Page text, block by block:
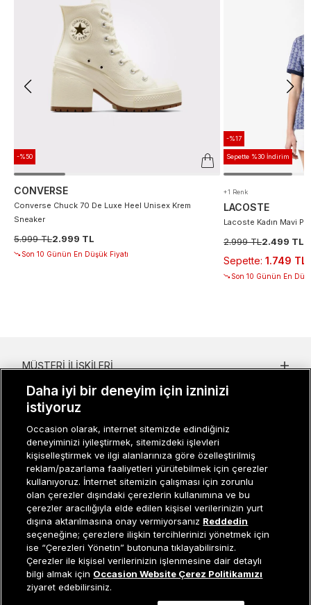
Sepete Ekle
-%50
CONVERSE
Converse Chuck 70 De Luxe Heel Unisex Krem
Sneaker
5.999 TL2.999 TL
Son 10 Günün En Düşük Fiyatı
-%17
Sepette %30 İndirim
+1 Renk
LACOSTE
Lacoste Kadın Mavi
2.999 TL2.499 TL
Sepette: 1.749 TL
Son 10 Günün En
Müşteri İlişkileri0 850 800 01 20
MÜŞTERI İLIŞKILERI
KURUMSAL
GRUP MARKALAR
ERKEK KATEGORILER
Occasion bir EREN PERAKENDE markasıdır. © Eren Holding
Daha iyi bir deneyim için izninizi
istiyoruz
Occasion olarak, internet sitemizde edindiğiniz
deneyiminizi iyileştirmek, sitemizdeki işlevleri
kişiselleştirmek ve ilgi alanlarınıza göre özelleştirilmiş
reklam/pazarlama faaliyetleri yürütebilmek için çerezler
kullanıyoruz. İnternet sitemizin çalışması için zorunlu
olan çerezler dışındaki çerezlerin kullanımına ve bu
çerezler aracılığıyla elde edilen kişisel verilerinizin yurt
dışına aktarılmasına onay vermiyorsanız Reddedin
seçeneğine; çerezlere ilişkin tercihlerinizi yönetmek için
ise “Çerezleri Yönetin” butonuna tıklayabilirsiniz.
Çerezler ile kişisel verilerinizin işlenmesine dair detaylı
bilgi almak için Occasion Website Çerez Politikamızı
ziyaret edebilirsiniz.